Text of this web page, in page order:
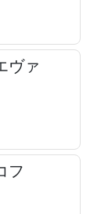
ヴァ
フ